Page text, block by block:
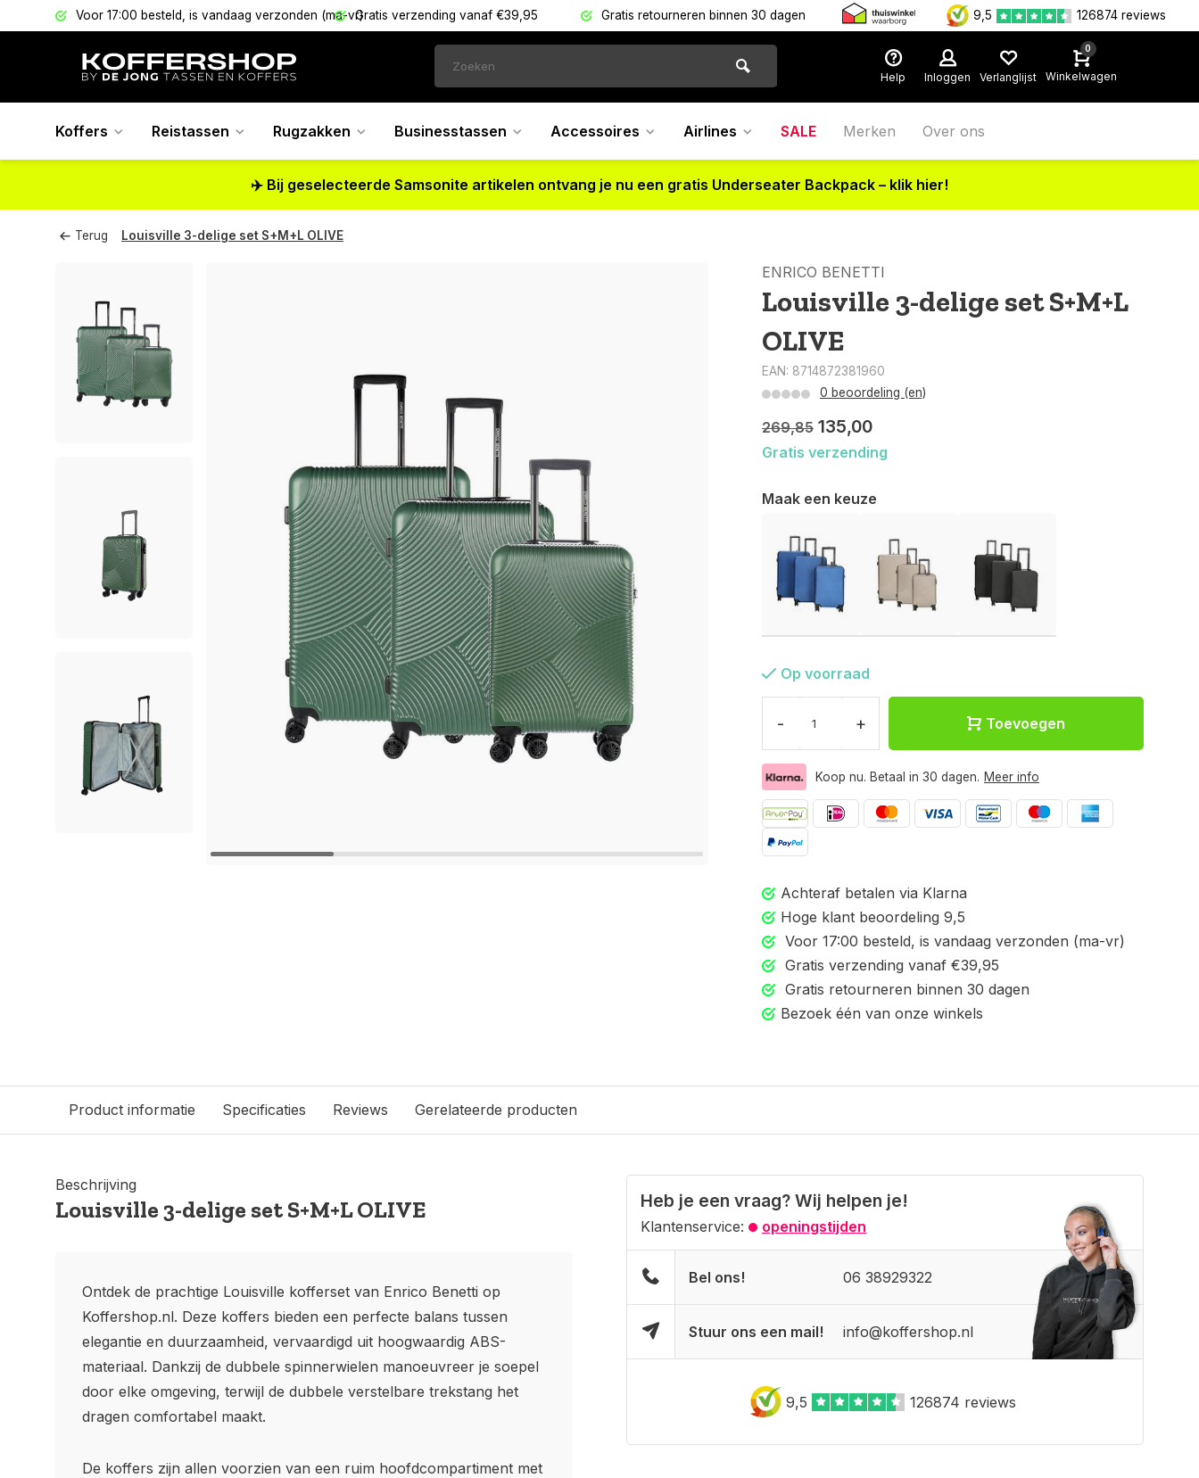
Voor 17:00 besteld, is vandaag verzonden (ma-vr)Gratis verzending vanaf €39,95 Gratis retourneren binnen 30 dagen 9,5 126874 reviews
Help Inloggen Verlanglijst
0
Winkelwagen
Koffers Reistassen Rugzakken Businesstassen Accessoires Airlines SALE Merken Over ons
✈️ Bij geselecteerde Samsonite artikelen ontvang je nu een gratis Underseater Backpack – klik hier!
Terug Louisville 3-delige set S+M+L OLIVE
ENRICO BENETTI
Louisville 3-delige set S+M+L
OLIVE
EAN: 8714872381960
0 beoordeling (en)
269,85 135,00
Gratis verzending
Maak een keuze
Op voorraad
- + Toevoegen
Koop nu. Betaal in 30 dagen. Meer info
Achteraf betalen via Klarna
Hoge klant beoordeling 9,5
Voor 17:00 besteld, is vandaag verzonden (ma-vr)
Gratis verzending vanaf €39,95
Gratis retourneren binnen 30 dagen
Bezoek één van onze winkels
Product informatie Specificaties Reviews Gerelateerde producten
Beschrijving
Louisville 3-delige set S+M+L OLIVE
Ontdek de prachtige Louisville kofferset van Enrico Benetti op
Koffershop.nl. Deze koffers bieden een perfecte balans tussen
elegantie en duurzaamheid, vervaardigd uit hoogwaardig ABS-
materiaal. Dankzij de dubbele spinnerwielen manoeuvreer je soepel
door elke omgeving, terwijl de dubbele verstelbare trekstang het
dragen comfortabel maakt.
De koffers zijn allen voorzien van een ruim hoofdcompartiment met
Heb je een vraag? Wij helpen je!
Klantenservice: openingstijden
Bel ons! 06 38929322
Stuur ons een mail! info@koffershop.nl
9,5 126874 reviews